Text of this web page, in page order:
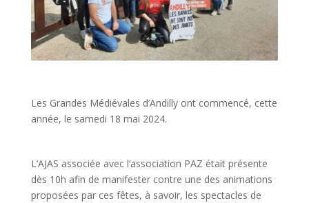
Les Grandes Médiévales d’Andilly ont commencé, cette
année, le samedi 18 mai 2024.
L’AJAS associée avec l’association PAZ était présente
dès 10h afin de manifester contre une des animations
proposées par ces fêtes, à savoir, les spectacles de